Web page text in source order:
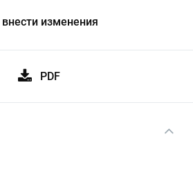
внести изменения
PDF